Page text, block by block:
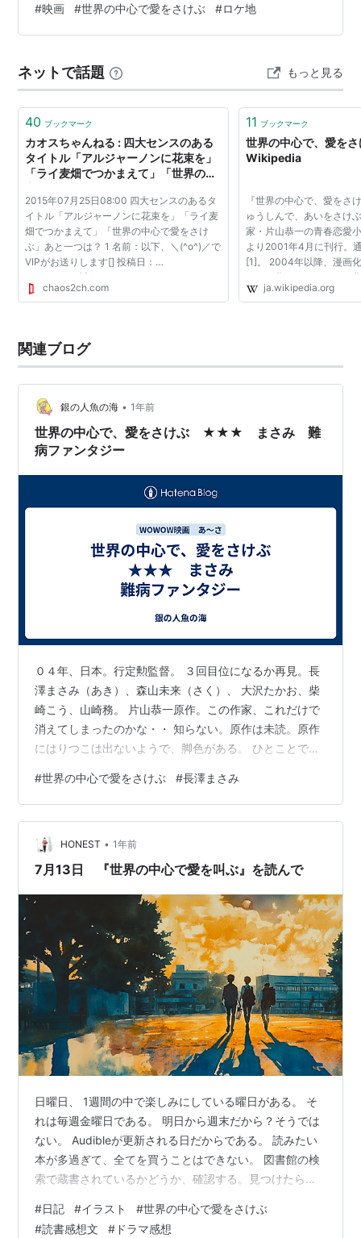
聖地」と呼ばれるようになりました。 ロケがあった高松
市庵治町はこの映画をきっかけに、純愛の聖地としての
じめとして、たくさんの人々が映画のゆかりの地を訪問
しています。 高松市庵治町の看板 庵治・観光交流館 雨
宮写真館 ロケで使われたセ…
#映画 #世界の中心で愛をさけぶ #ロケ地
ネットで話題 もっと見る
40 ブックマーク
カオスちゃんねる : 四大センスのある
タイトル「アルジャーノンに花束を」
「ライ麦畑でつかまえて」「世界の中
2015年07月25日08:00 四大センスのあるタ
イトル「アルジャーノンに花束を」「ライ麦
畑でつかまえて」「世界の中心で愛をさけ
ぶ」あと一つは？ 1 名前：以下、＼(^o^)／で
VIPがお送りします[] 投稿日：
2015/05/02(土) 16:28:57.500
ID:A+6bT3wB+.net ひぐらしのなく頃に 2 名
chaos2ch.com
11 ブックマーク
世界の中心で、愛を
Wikipedia
『世界の中心で、愛をさ
ゅうしんで、あいをさけ
家・片山恭一の青春恋愛
より2001年4月に刊行。
[1]。 2004年以降、漫画
ドラマ化・ラジオドラマ
る。 2001年初版刊行。
ja.wikipedia.org
関連ブログ
銀の人魚の海 • 1年前
世界の中心で、愛をさけぶ ★★★ まさみ 難
病ファンタジー
０４年、日本。行定勲監督。 ３回目位になるか再見。長
澤まさみ（あき）、森山未来（さく）、 大沢たかお、柴
崎こう、山崎務。 片山恭一原作。この作家、これだけで
消えてしまったのかな・・ 知らない。原作は未読。原作
にはりつこは出ないようで、脚色がある。 ひとことで言
当時カセット時代。ソニーウォークマン。 カセット再生
を探すりつこ。現在と昭和がカセットでつながる。 冒
頭、校長の葬儀で、あきが弔辞を読む時、大雨になる。
死と雨での暗示。 全編を表現しているよう。高校は香
川、高松？ ここで長澤まさみの話。静岡で、父がJリー
#世界の中心で愛をさけぶ #長澤まさみ
HONEST • 1年前
7月13日 『世界の中心で愛を叫ぶ』を読んで
日曜日、 1週間の中で楽しみにしている曜日がある。 そ
れは毎週金曜日である。 明日から週末だから？そうでは
ない。 Audibleが更新される日だからである。 読みたい
本が多過ぎて、全てを買うことはできない。 図書館の検
索で蔵書されているかどうか、確認する。見つけたらす
構ある。待てない。 そんな時にAudibleの最新リストをチ
#日記 #イラスト #世界の中心で愛をさけぶ
#読書感想文 # ドラマ感想